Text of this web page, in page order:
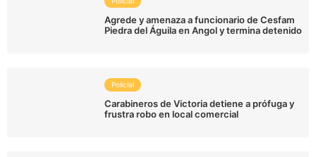
Agrede y amenaza a funcionario de Cesfam
Piedra del Águila en Angol y termina detenido
Policial
Carabineros de Victoria detiene a prófuga y
frustra robo en local comercial